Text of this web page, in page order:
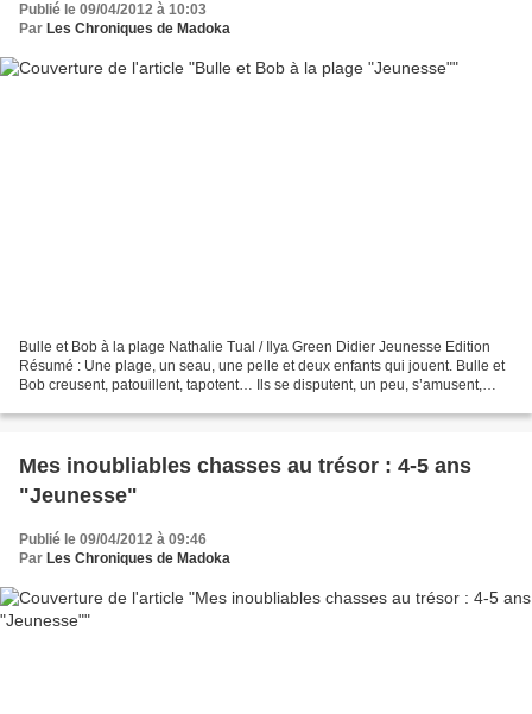
Publié le 09/04/2012 à 10:03
Par Les Chroniques de Madoka
Bulle et Bob à la plage Nathalie Tual / Ilya Green Didier Jeunesse Edition
Résumé : Une plage, un seau, une pelle et deux enfants qui jouent. Bulle et
Bob creusent, patouillent, tapotent… Ils se disputent, un peu, s’amusent,
Mes inoubliables chasses au trésor : 4-5 ans
"Jeunesse"
Publié le 09/04/2012 à 09:46
Par Les Chroniques de Madoka